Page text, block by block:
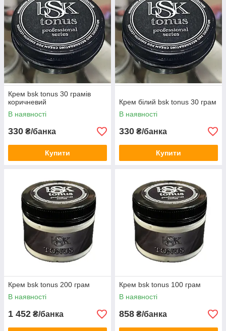
Крем bsk tonus 30 грамів
коричневий
В наявності
330 ₴/банка
Купити
Крем білий bsk tonus 30 грам
В наявності
330 ₴/банка
Купити
Крем bsk tonus 200 грам
В наявності
1 452 ₴/банка
Крем bsk tonus 100 грам
В наявності
858 ₴/банка